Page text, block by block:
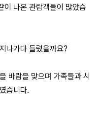
이 나온 관람객들이 많았습
나가다 들렀을까요?
바람을 맞으며 가족들과 시
습니다.